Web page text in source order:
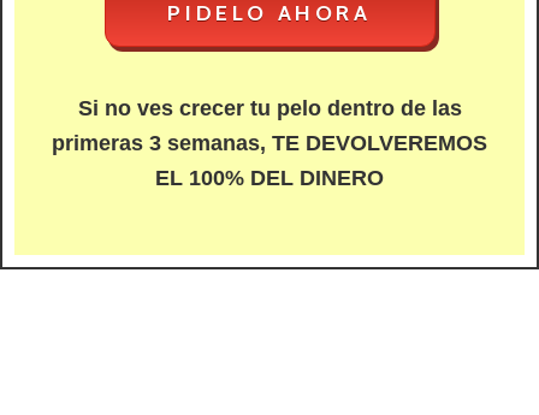
Si no ves crecer tu pelo dentro de las
primeras 3 semanas, TE DEVOLVEREMOS
EL 100% DEL DINERO